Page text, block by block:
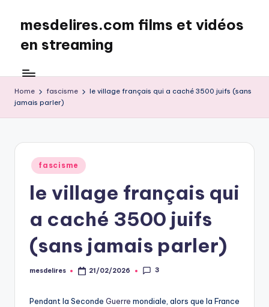
content
mesdelires.com films et vidéos
en streaming
:
film
et
video
en
français
Home fascisme
le village français qui a caché 3500 juifs (sans
jamais parler)
Posted
in
fascisme
le village français qui
a caché 3500 juifs
(sans jamais parler)
Posted
mesdelires 21/02/2026 3
Pendant la Seconde Guerre mondiale, alors que la France